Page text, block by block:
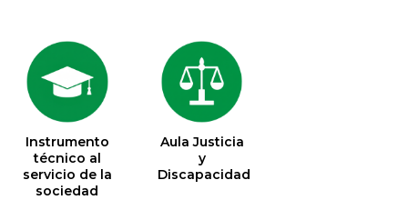
Instrumento
técnico al
servicio de la
sociedad
Aula Justicia
y
Discapacidad